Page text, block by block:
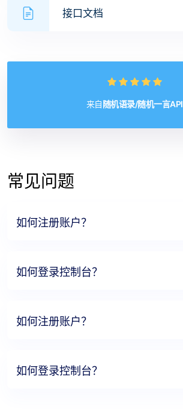
接口文档
来自随机语录/随机一言API
常见问题
如何注册账户？
如何登录控制台？
如何注册账户？
如何登录控制台？